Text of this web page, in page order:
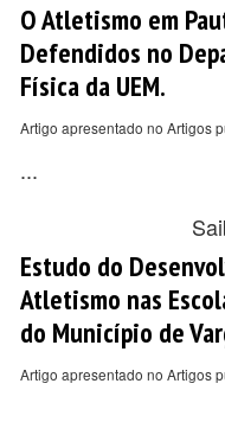
O Atletismo em
Defendidos no
Física da UEM.
Artigo apresentado no Artigos
...
Estudo do
Atletismo nas
do Município de
Artigo apresentado no Artigos